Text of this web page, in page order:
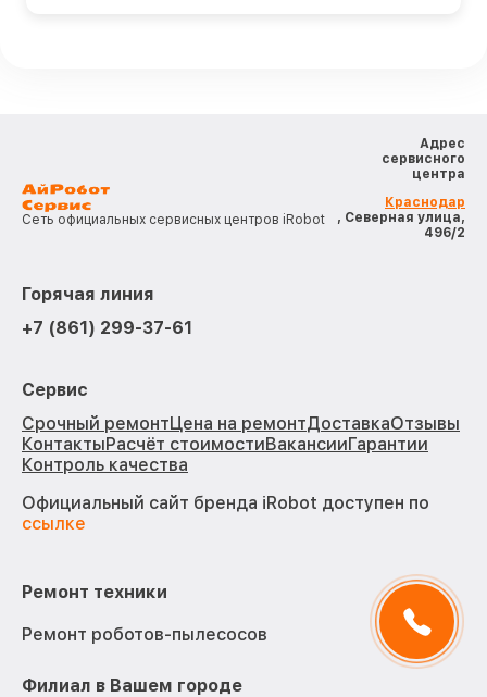
Сеть официальных сервисных центров iRobot
Адрес
сервисного
центра
Краснодар
, Северная улица,
496/2
Горячая линия
+7 (861) 299-37-61
Сервис
Срочный ремонтЦена на ремонтДоставкаОтзывы
КонтактыРасчёт стоимостиВакансииГарантии
Контроль качества
Официальный сайт бренда iRobot доступен по
ссылке
Ремонт техники
Ремонт роботов-пылесосов
Филиал в Вашем городе